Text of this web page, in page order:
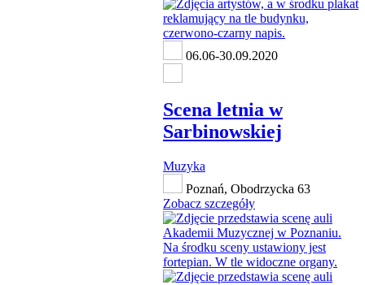
06.06-30.09.2020
Scena letnia w
Sarbinowskiej
Muzyka
Poznań, Obodrzycka 63
Zobacz szczegóły